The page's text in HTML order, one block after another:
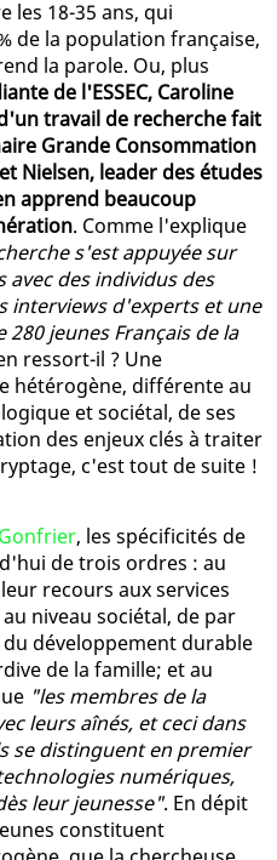
les 18-35 ans, qui
de la population française,
la parole. Ou, plus
de l'ESSEC, Caroline
travail de recherche fait
Grande Consommation
Nielsen, leader des études
apprend beaucoup
. Comme l'explique
s'est appuyée sur
des individus des
interviews d'experts et une
jeunes Français de la
ressort-il ? Une
hétérogène, différente au
et sociétal, de ses
des enjeux clés à traiter
c'est tout de suite !
, les spécificités de
de trois ordres : au
recours aux services
niveau sociétal, de par
développement durable
de la famille; et au
"les membres de la
leurs aînés, et ceci dans
se distinguent en premier
numériques,
leur jeunesse". En dépit
constituent